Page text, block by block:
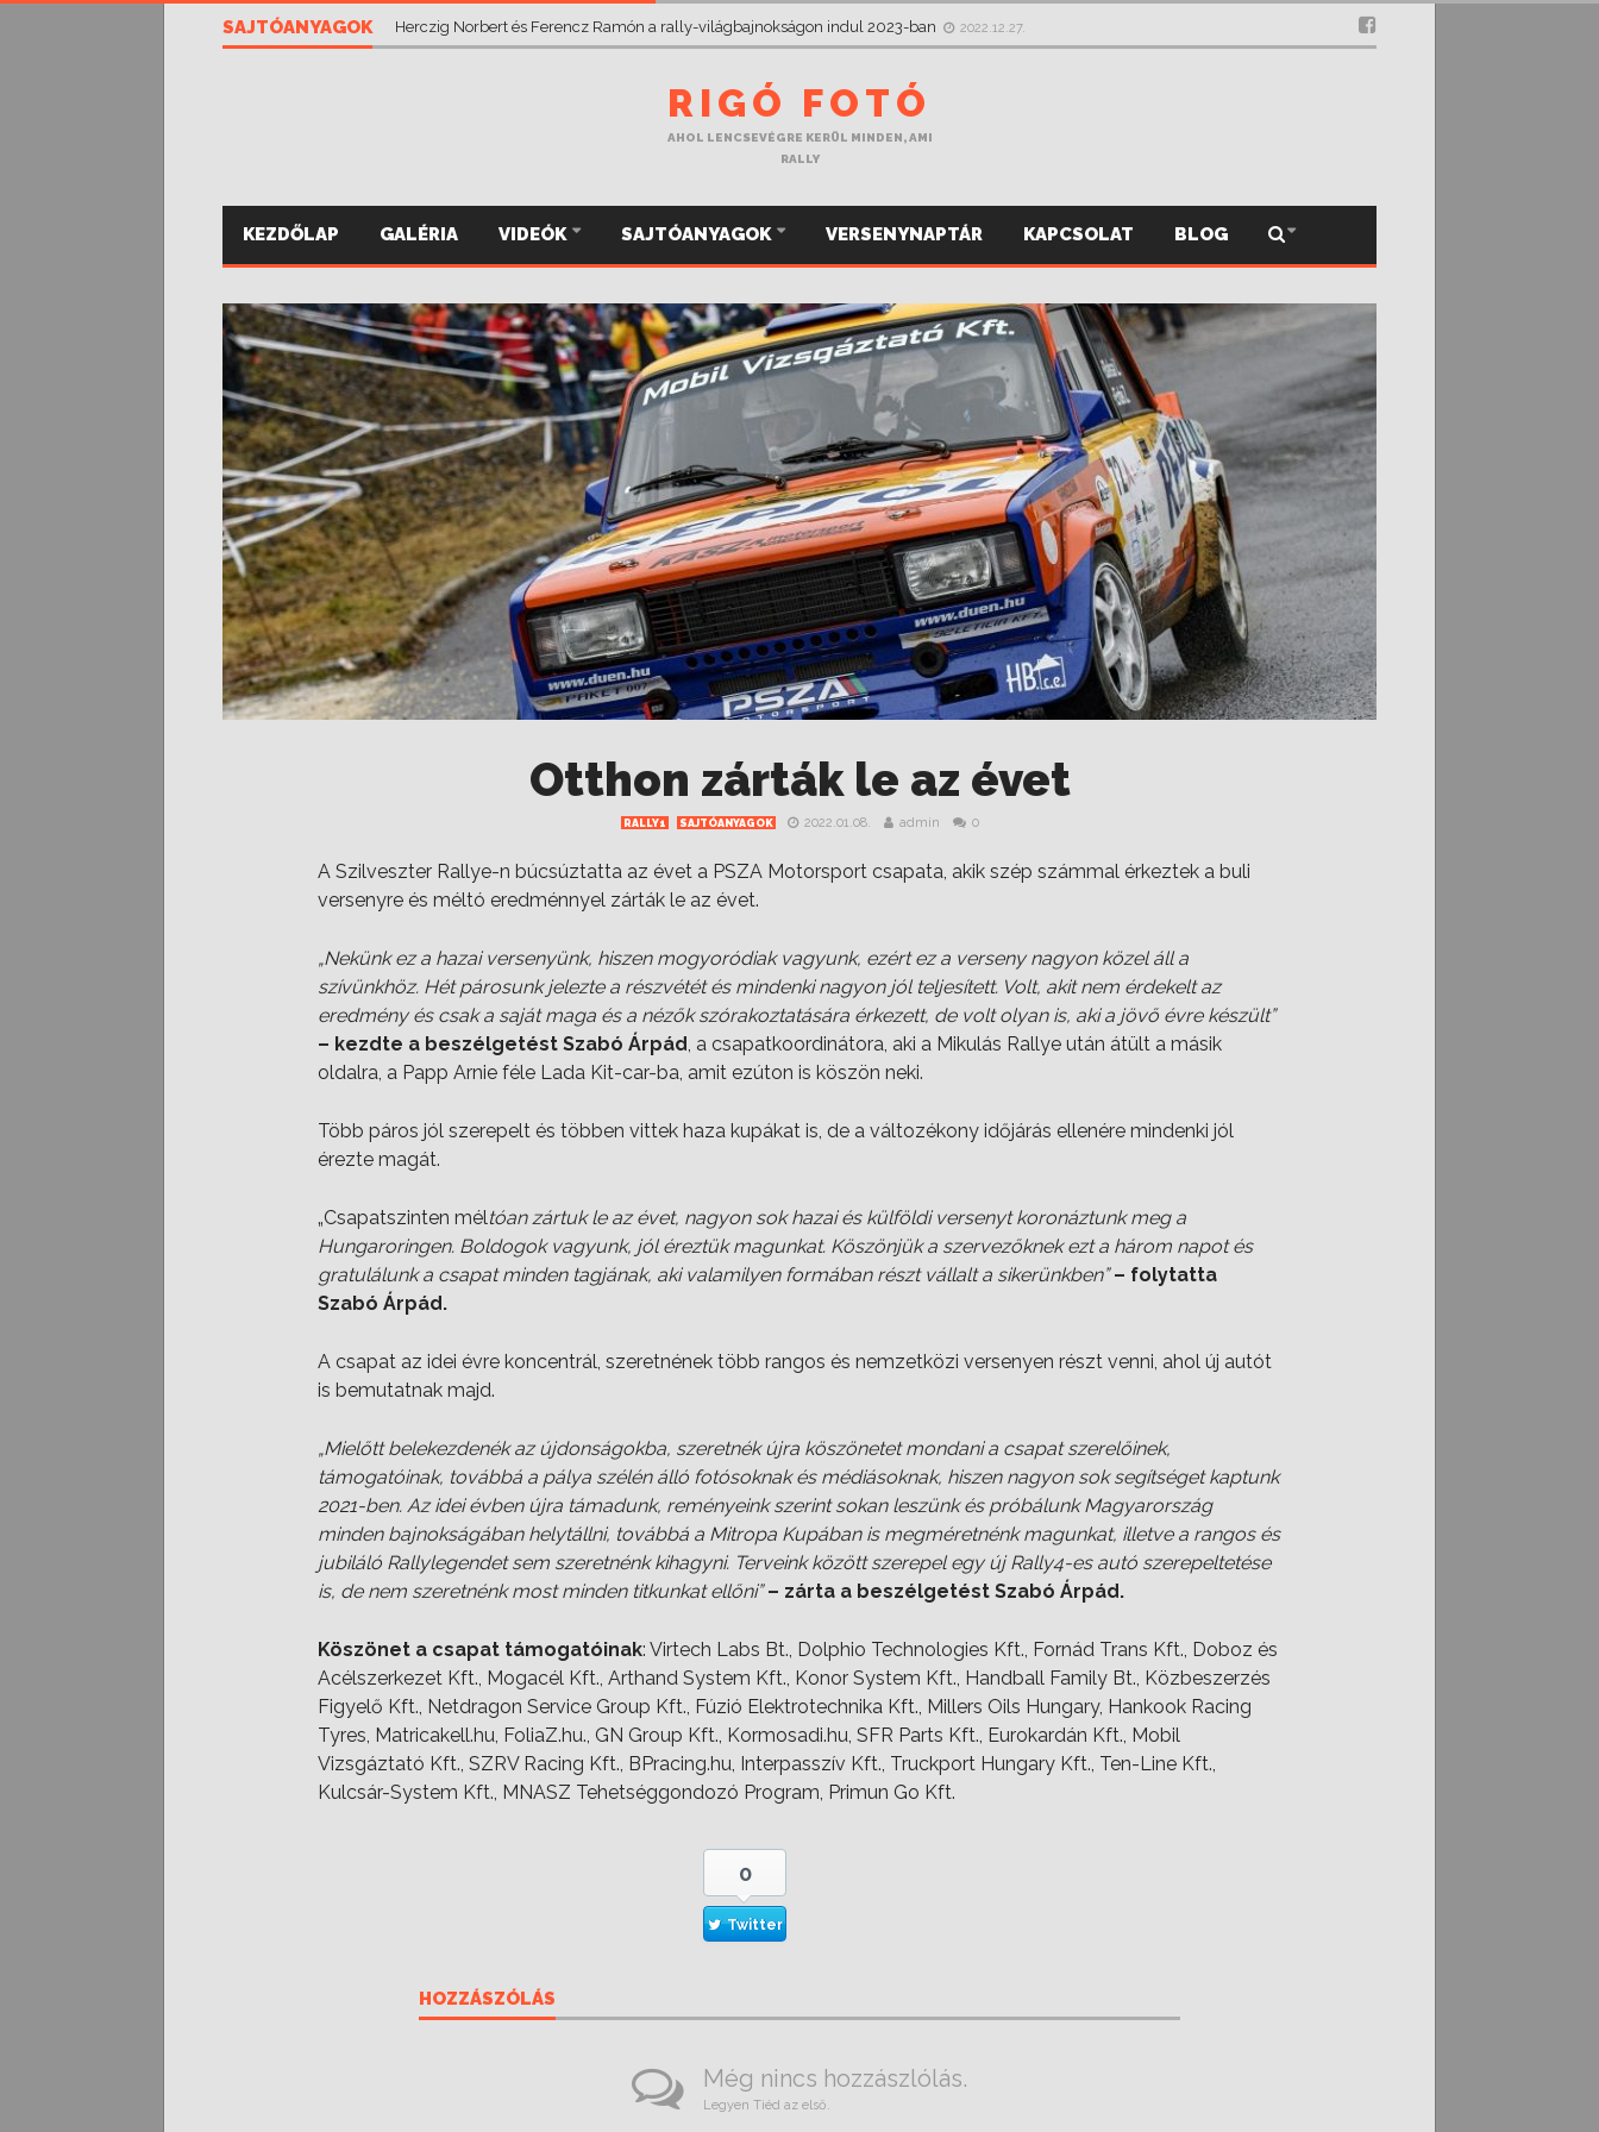
SAJTÓANYAGOK Herczig Norbert és Ferencz Ramón a rally-világbajnokságon indul 2023-ban 2022.12.27.
RIGÓ FOTÓ
AHOL LENCSEVÉGRE KERÜL MINDEN, AMI
RALLY
KEZDŐLAP GALÉRIA VIDEÓK SAJTÓANYAGOK VERSENYNAPTÁR KAPCSOLAT BLOG
Otthon zárták le az évet
RALLY1 SAJTÓANYAGOK 2022.01.08. admin 0
A Szilveszter Rallye-n búcsúztatta az évet a PSZA Motorsport csapata, akik szép számmal érkeztek a buli
versenyre és méltó eredménnyel zárták le az évet.
„Nekünk ez a hazai versenyünk, hiszen mogyoródiak vagyunk, ezért ez a verseny nagyon közel áll a
szívünkhöz. Hét párosunk jelezte a részvétét és mindenki nagyon jól teljesített. Volt, akit nem érdekelt az
eredmény és csak a saját maga és a nézők szórakoztatására érkezett, de volt olyan is, aki a jövő évre készült”
– kezdte a beszélgetést Szabó Árpád, a csapatkoordinátora, aki a Mikulás Rallye után átült a másik
oldalra, a Papp Arnie féle Lada Kit-car-ba, amit ezúton is köszön neki.
Több páros jól szerepelt és többen vittek haza kupákat is, de a változékony időjárás ellenére mindenki jól
érezte magát.
„Csapatszinten méltóan zártuk le az évet, nagyon sok hazai és külföldi versenyt koronáztunk meg a
Hungaroringen. Boldogok vagyunk, jól éreztük magunkat. Köszönjük a szervezőknek ezt a három napot és
gratulálunk a csapat minden tagjának, aki valamilyen formában részt vállalt a sikerünkben” – folytatta
Szabó Árpád.
A csapat az idei évre koncentrál, szeretnének több rangos és nemzetközi versenyen részt venni, ahol új autót
is bemutatnak majd.
„Mielőtt belekezdenék az újdonságokba, szeretnék újra köszönetet mondani a csapat szerelőinek,
támogatóinak, továbbá a pálya szélén álló fotósoknak és médiásoknak, hiszen nagyon sok segítséget kaptunk
2021-ben. Az idei évben újra támadunk, reményeink szerint sokan leszünk és próbálunk Magyarország
minden bajnokságában helytállni, továbbá a Mitropa Kupában is megméretnénk magunkat, illetve a rangos és
jubiláló Rallylegendet sem szeretnénk kihagyni. Terveink között szerepel egy új Rally4-es autó szerepeltetése
is, de nem szeretnénk most minden titkunkat ellőni” – zárta a beszélgetést Szabó Árpád.
Köszönet a csapat támogatóinak: Virtech Labs Bt., Dolphio Technologies Kft., Fornád Trans Kft., Doboz és
Acélszerkezet Kft., Mogacél Kft., Arthand System Kft., Konor System Kft., Handball Family Bt., Közbeszerzés
Figyelő Kft., Netdragon Service Group Kft., Fúzió Elektrotechnika Kft., Millers Oils Hungary, Hankook Racing
Tyres, Matricakell.hu, FoliaZ.hu., GN Group Kft., Kormosadi.hu, SFR Parts Kft., Eurokardán Kft., Mobil
Vizsgáztató Kft., SZRV Racing Kft., BPracing.hu, Interpasszív Kft., Truckport Hungary Kft., Ten-Line Kft.,
Kulcsár-System Kft., MNASZ Tehetséggondozó Program, Primun Go Kft.
0
Twitter
HOZZÁSZÓLÁS
Még nincs hozzászlólás.
Legyen Tiéd az első.